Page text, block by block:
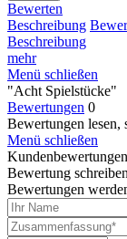
Bewerten
Beschreibung
Beschreibung
mehr
Menü schließen
"Acht Spielstücke"
Bewertungen 0
Bewertungen lesen,
Menü schließen
Bewertung
Bewertungen